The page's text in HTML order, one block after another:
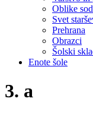
Oblike
Svet
Prehrana
Obrazci
Šolski
Enote šole
3. a